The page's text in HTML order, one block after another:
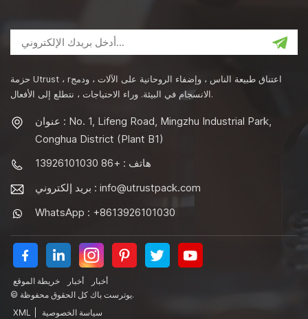
حزمة Utrust ، rاعتناق طبيعة الناس ، وإضفاء الروحانية على الآلات ، ودمج
الانسجام في البيئة. وراء الاحتياجات ، نتطلع إلى الأفعال.
عنوان : No. 1, Lifeng Road, Mingzhu Industrial Park,
Conghua District (Plant B1)
هاتف : +86 13926101030
بريد إلكتروني : info@utrustpack.com
WhatsApp : +8613926101030
خريطة الموقع أخبار
أخبار
© يوترست باك كل الحقوق محفوظة.
XML
سياسة الخصوصية